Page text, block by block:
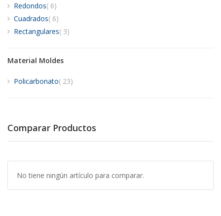
Redondos 6artículos
Cuadrados 6artículos
Rectangulares 3artículos
Material Moldes
Policarbonato 23artículos
Comparar Productos
No tiene ningún artículo para comparar.